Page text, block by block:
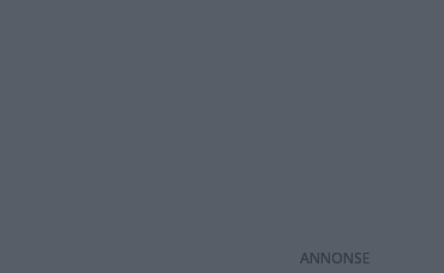
ANNONS